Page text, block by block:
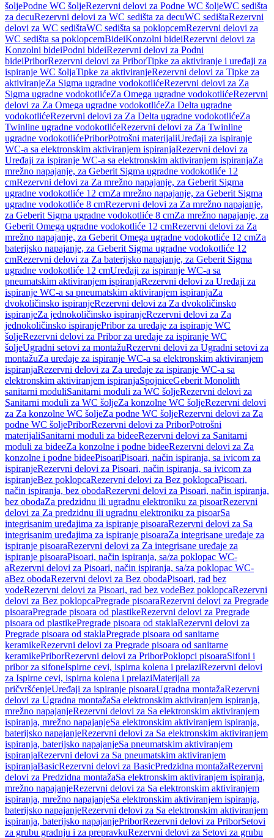
šoljePodne WC šoljeRezervni delovi za Podne WC šoljeWC sedišta
za decuRezervni delovi za WC sedišta za decuWC sedištaRezervni
delovi za WC sedištaWC sedišta sa poklopcemRezervni delovi za
WC sedišta sa poklopcemBideiKonzolni bideiRezervni delovi za
Konzolni bideiPodni bideiRezervni delovi za Podni
bideiPriborRezervni delovi za PriborTipke za aktiviranje i uređaji za
ispiranje WC šoljaTipke za aktiviranjeRezervni delovi za Tipke za
aktiviranjeZa Sigma ugradne vodokotlićeRezervni delovi za Za
Sigma ugradne vodokotlićeZa Omega ugradne vodokotlićeRezervni
delovi za Za Omega ugradne vodokotlićeZa Delta ugradne
vodokotlićeRezervni delovi za Za Delta ugradne vodokotlićeZa
Twinline ugradne vodokotlićeRezervni delovi za Za Twinline
ugradne vodokotlićePriborPotrošni materijaliUređaji za ispiranje
WC-a sa elektronskim aktiviranjem ispiranjaRezervni delovi za
Uređaji za ispiranje WC-a sa elektronskim aktiviranjem ispiranjaZa
mrežno napajanje, za Geberit Sigma ugradne vodokotliće 12
cmRezervni delovi za Za mrežno napajanje, za Geberit Sigma
ugradne vodokotliće 12 cmZa mrežno napajanje, za Geberit Sigma
ugradne vodokotliće 8 cmRezervni delovi za Za mrežno napajanje,
za Geberit Sigma ugradne vodokotliće 8 cmZa mrežno napajanje, za
Geberit Omega ugradne vodokotliće 12 cmRezervni delovi za Za
mrežno napajanje, za Geberit Omega ugradne vodokotliće 12 cmZa
baterijsko napajanje, za Geberit Sigma ugradne vodokotliće 12
cmRezervni delovi za Za baterijsko napajanje, za Geberit Sigma
ugradne vodokotliće 12 cmUređaji za ispiranje WC-a sa
pneumatskim aktiviranjem ispiranjaRezervni delovi za Uređaji za
ispiranje WC-a sa pneumatskim aktiviranjem ispiranjaZa
dvokoličinsko ispiranjeRezervni delovi za Za dvokoličinsko
ispiranjeZa jednokoličinsko ispiranjeRezervni delovi za Za
jednokoličinsko ispiranjePribor za uređaje za ispiranje WC
šoljeRezervni delovi za Pribor za uređaje za ispiranje WC
šoljeUgradni setovi za montažuRezervni delovi za Ugradni setovi za
montažuZa uređaje za ispiranje WC-a sa elektronskim aktiviranjem
ispiranjaRezervni delovi za Za uređaje za ispiranje WC-a sa
elektronskim aktiviranjem ispiranjaSpojniceGeberit Monolith
sanitarni moduliSanitarni moduli za WC šoljeRezervni delovi za
Sanitarni moduli za WC šoljeZa konzolne WC šoljeRezervni delovi
za Za konzolne WC šoljeZa podne WC šoljeRezervni delovi za Za
podne WC šoljePriborRezervni delovi za PriborPotrošni
materijaliSanitarni moduli za bideeRezervni delovi za Sanitarni
moduli za bideeZa konzolne i podne bideeRezervni delovi za Za
konzolne i podne bideePisoariPisoari, način ispiranja, sa ivicom za
ispiranjeRezervni delovi za Pisoari, način ispiranja, sa ivicom za
ispiranjeBez poklopcaRezervni delovi za Bez poklopcaPisoari,
način ispiranja, bez obodaRezervni delovi za Pisoari, način ispiranja,
bez obodaZa predzidnu ili ugradnu elektroniku za pisoarRezervni
delovi za Za predzidnu ili ugradnu elektroniku za pisoarSa
integrisanim uređajima za ispiranje pisoaraRezervni delovi za Sa
integrisanim uređajima za ispiranje pisoaraZa integrisane uređaje za
ispiranje pisoaraRezervni delovi za Za integrisane uređaje za
ispiranje pisoaraPisoari, način ispiranja, sa/za poklopac WC-
aRezervni delovi za Pisoari, način ispiranja, sa/za poklopac WC-
aBez obodaRezervni delovi za Bez obodaPisoari, rad bez
vodeRezervni delovi za Pisoari, rad bez vodeBez poklopcaRezervni
delovi za Bez poklopcaPregrade pisoaraRezervni delovi za Pregrade
pisoaraPregrade pisoara od plastikeRezervni delovi za Pregrade
pisoara od plastikePregrade pisoara od staklaRezervni delovi za
Pregrade pisoara od staklaPregrade pisoara od sanitarne
keramikeRezervni delovi za Pregrade pisoara od sanitarne
keramikePriborRezervni delovi za PriborPoklopci pisoaraSifoni i
pribor za sifoneIspirne cevi, ispirna kolena i prelaziRezervni delovi
za Ispirne cevi, ispirna kolena i prelaziMaterijali za
pričvršćenjeUređaji za ispiranje pisoaraUgradna montažaRezervni
delovi za Ugradna montažaSa elektronskim aktiviranjem ispiranja,
mrežno napajanjeRezervni delovi za Sa elektronskim aktiviranjem
ispiranja, mrežno napajanjeSa elektronskim aktiviranjem ispiranja,
baterijsko napajanjeRezervni delovi za Sa elektronskim aktiviranjem
ispiranja, baterijsko napajanjeSa pneumatskim aktiviranjem
ispiranjaRezervni delovi za Sa pneumatskim aktiviranjem
ispiranjaBasicRezervni delovi za BasicPredzidna montažaRezervni
delovi za Predzidna montažaSa elektronskim aktiviranjem ispiranja,
mrežno napajanjeRezervni delovi za Sa elektronskim aktiviranjem
ispiranja, mrežno napajanjeSa elektronskim aktiviranjem ispiranja,
baterijsko napajanjeRezervni delovi za Sa elektronskim aktiviranjem
ispiranja, baterijsko napajanjePriborRezervni delovi za PriborSetovi
za grubu gradnju i za prepravkuRezervni delovi za Setovi za grubu